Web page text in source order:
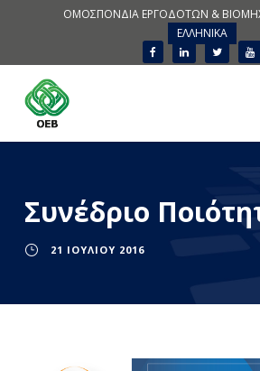
ΟΜΟΣΠΟΝΔΙΑ ΕΡΓΟΔΟΤΩΝ &
ΕΛΛΗΝΙΚΑ
Συνέδριο
21 ΙΟΥΛΊΟΥ 2016